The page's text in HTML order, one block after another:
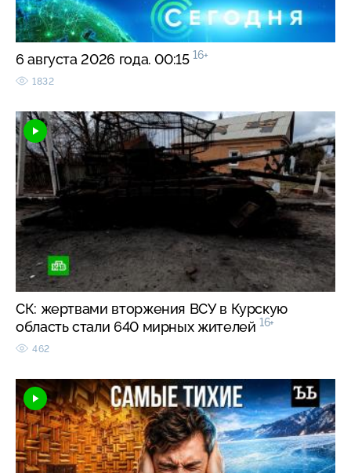
6 августа 2026 года. 00:15 16+
1832
СК: жертвами вторжения ВСУ в Курскую
область стали 640 мирных жителей 16+
462